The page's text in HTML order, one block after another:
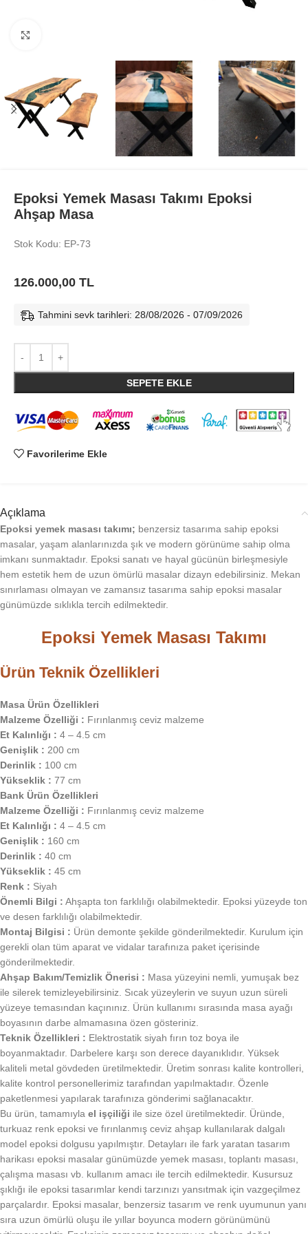
Epoksi Yemek Masası Takımı Epoksi
Ahşap Masa
Stok Kodu: EP-73
126.000,00 TL
Tahmini sevk tarihleri: 28/08/2026 - 07/09/2026
SEPETE EKLE
Favorilerime Ekle
Açıklama
Epoksi yemek masası takımı; benzersiz tasarıma sahip epoksi
masalar, yaşam alanlarınızda şık ve modern görünüme sahip olma
imkanı sunmaktadır. Epoksi sanatı ve hayal gücünün birleşmesiyle
hem estetik hem de uzun ömürlü masalar dizayn edebilirsiniz. Mekan
sınırlaması olmayan ve zamansız tasarıma sahip epoksi masalar
günümüzde sıklıkla tercih edilmektedir.
Epoksi Yemek Masası Takımı
Ürün Teknik Özellikleri
Masa Ürün Özellikleri
Malzeme Özelliği : Fırınlanmış ceviz malzeme
Et Kalınlığı : 4 – 4.5 cm
Genişlik : 200 cm
Derinlik : 100 cm
Yükseklik : 77 cm
Bank Ürün Özellikleri
Malzeme Özelliği : Fırınlanmış ceviz malzeme
Et Kalınlığı : 4 – 4.5 cm
Genişlik : 160 cm
Derinlik : 40 cm
Yükseklik : 45 cm
Renk : Siyah
Önemli Bilgi : Ahşapta ton farklılığı olabilmektedir. Epoksi yüzeyde ton
ve desen farklılığı olabilmektedir.
Montaj Bilgisi : Ürün demonte şekilde gönderilmektedir. Kurulum için
gerekli olan tüm aparat ve vidalar tarafınıza paket içerisinde
gönderilmektedir.
Ahşap Bakım/Temizlik Önerisi : Masa yüzeyini nemli, yumuşak bez
ile silerek temizleyebilirsiniz. Sıcak yüzeylerin ve suyun uzun süreli
yüzeye temasından kaçınınız. Ürün kullanımı sırasında masa ayağı
boyasının darbe almamasına özen gösteriniz.
Teknik Özellikleri : Elektrostatik siyah fırın toz boya ile
boyanmaktadır. Darbelere karşı son derece dayanıklıdır. Yüksek
kaliteli metal gövdeden üretilmektedir. Üretim sonrası kalite kontrolleri,
kalite kontrol personellerimiz tarafından yapılmaktadır. Özenle
paketlenmesi yapılarak tarafınıza gönderimi sağlanacaktır.
Bu ürün, tamamıyla el işçiliği ile size özel üretilmektedir. Üründe,
turkuaz renk epoksi ve fırınlanmış ceviz ahşap kullanılarak dalgalı
model epoksi dolgusu yapılmıştır. Detayları ile fark yaratan tasarım
harikası epoksi masalar günümüzde yemek masası, toplantı masası,
çalışma masası vb. kullanım amacı ile tercih edilmektedir. Kusursuz
şıklığı ile epoksi tasarımlar kendi tarzınızı yansıtmak için vazgeçilmez
parçalardır. Epoksi masalar, benzersiz tasarım ve renk uyumunun yanı
sıra uzun ömürlü oluşu ile yıllar boyunca modern görünümünü